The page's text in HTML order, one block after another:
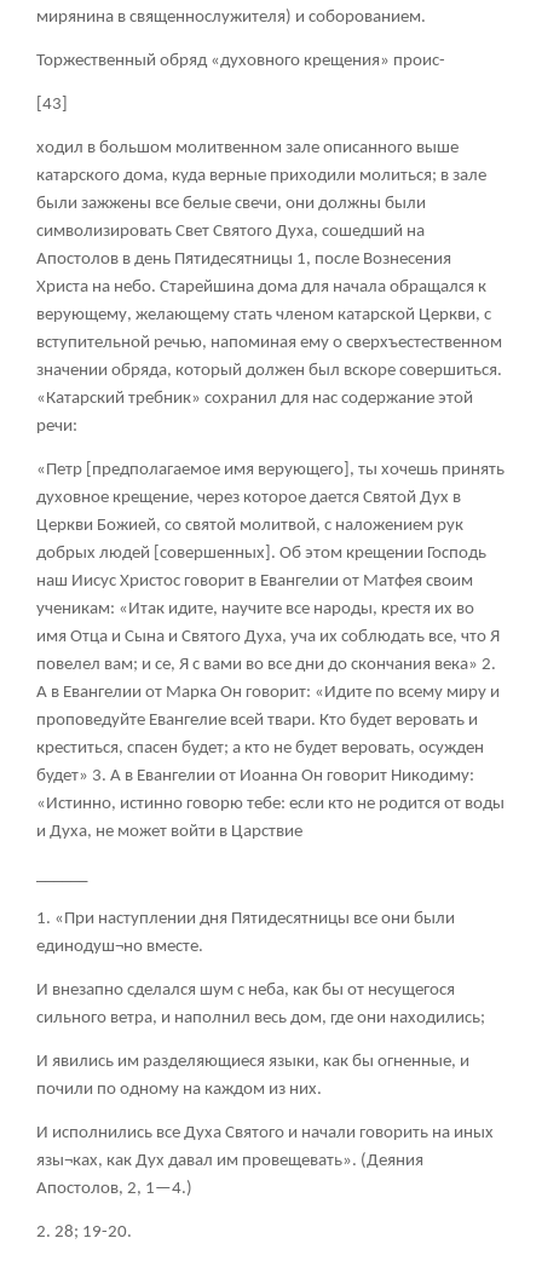
мирянина в священнослужителя) и соборованием.
Торжественный обряд «духовного крещения» проис-
[43]
ходил в большом молитвенном зале описанного выше
катарского дома, куда верные приходили молиться; в зале
были зажжены все белые свечи, они должны были
символизировать Свет Святого Духа, сошедший на
Апостолов в день Пятидесятницы 1, после Вознесения
Христа на небо. Старейшина дома для начала обращался к
верующему, желающему стать членом катарской Церкви, с
вступительной речью, напоминая ему о сверхъестественном
значении обряда, который должен был вскоре совершиться.
«Катарский требник» сохранил для нас содержание этой
речи:
«Петр [предполагаемое имя верующего], ты хочешь принять
духовное крещение, через которое дается Святой Дух в
Церкви Божией, со святой молитвой, с наложением рук
добрых людей [совершенных]. Об этом крещении Господь
наш Иисус Христос говорит в Евангелии от Матфея своим
ученикам: «Итак идите, научите все народы, крестя их во
имя Отца и Сына и Святого Духа, уча их соблюдать все, что Я
повелел вам; и се, Я с вами во все дни до скончания века» 2.
А в Евангелии от Марка Он говорит: «Идите по всему миру и
проповедуйте Евангелие всей твари. Кто будет веровать и
креститься, спасен будет; а кто не будет веровать, осужден
будет» 3. А в Евангелии от Иоанна Он говорит Никодиму:
«Истинно, истинно говорю тебе: если кто не родится от воды
и Духа, не может войти в Царствие
1. «При наступлении дня Пятидесятницы все они были
единодуш¬но вместе.
И внезапно сделался шум с неба, как бы от несущегося
сильного ветра, и наполнил весь дом, где они находились;
И явились им разделяющиеся языки, как бы огненные, и
почили по одному на каждом из них.
И исполнились все Духа Святого и начали говорить на иных
язы¬ках, как Дух давал им провещевать». (Деяния
Апостолов, 2, 1—4.)
2. 28; 19-20.